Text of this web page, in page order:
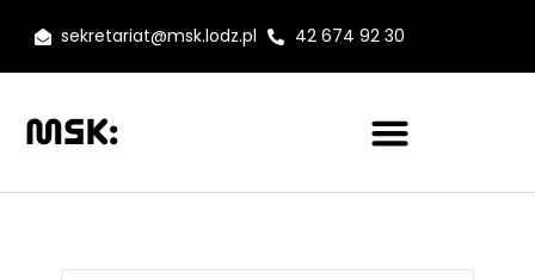
sekretariat@msk.lodz.pl 42 674 92 30